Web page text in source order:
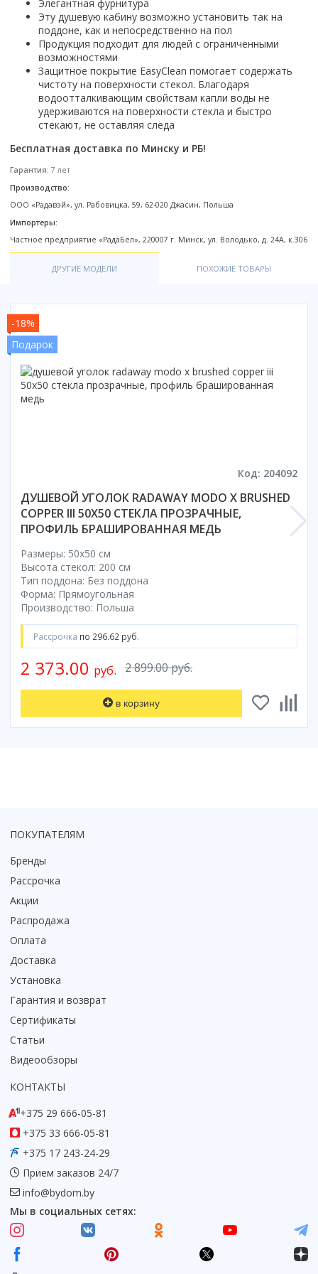
Комплектующие для ванн
Каркас
Ножки
Экраны под ванну
Гидромассажные системы
Wirpool
Китай
Недорогие
Дорогие
Уцененные
Недорогие по акции
Смотреть все
Топ брендов
Domani-spa
River
Welt-wasser
Esbano
Смотреть все
Форма
Угловая
Прямоугольные
Способ открывания
С раздвижной дверью
С распашной дверью
Низкие
200 см
До 200 см
Смотреть все
Комплектующие
Сифоны
Ролики
Скребки
Смотреть все
Форма
Прямоугольные
Закругленная
Комплектующие для унитазов
Гофры
Канализационный выпуск
Сиденья
Смотреть все
С отверстием под смеситель
С пьедесталом
С полупьедесталом
Исполнение
Для дачи
Для ванной
Умывальник-столешница
Уличный
Смотреть все
Пьедесталы
Полупьедесталы
Италия
Россия
Смотреть все
Размер
40 см
50 см
60 см
65 см
Смотреть все
Страна производитель
Германия
Польша
Сербия
Чехия
Смотреть все
Страна производитель
Германия
Испания
Италия
Польша
Смотреть все
Чистящие средства
Grass
Karcher
O2 минерал
Vega
Страна производитель
Великобритания
Германия
Италия
Китай
Смотреть все
Пылесосы
Электровеники, электрошвабры
Стеклоочистители
Мойки высокого давления
Пароочистители
Подметальные машины
Насосы
Аккумуляторные воздуходувки
Этажерки, стеллажи, полки
Элегантная фурнитура
Эту душевую кабину возможно установить так на
поддоне, как и непосредственно на пол
Продукция подходит для людей с ограниченными
возможностями
Защитное покрытие EasyClean помогает содержать
чистоту на поверхности стекол. Благодаря
водоотталкивающим свойствам капли воды не
удерживаются на поверхности стекла и быстро
стекают, не оставляя следа
Бесплатная доставка по Минску и РБ!
Гарантия: 7 лет
Производство:
ООО «Радавэй», ул. Рабовицка, 59, 62-020 Джасин, Польша
Импортеры:
Частное предприятие «РадаБел», 220007 г. Минск, ул. Володько, д. 24А, к.306
ДРУГИЕ МОДЕЛИ ПОХОЖИЕ ТОВАРЫ
-18%
Подарок
Код: 204092
ДУШЕВОЙ УГОЛОК RADAWAY MODO X BRUSHED
COPPER III 50X50 СТЕКЛА ПРОЗРАЧНЫЕ,
ПРОФИЛЬ БРАШИРОВАННАЯ МЕДЬ
Размеры: 50x50 cм
Высота стекол: 200 см
Тип поддона: Без поддона
Форма: Прямоугольная
Производство: Польша
Рассрочка по 296.62 руб.
2 899.00 руб.
2 373.00 руб.
в корзину
ПОКУПАТЕЛЯМ
Бренды
Рассрочка
Акции
Распродажа
Оплата
Доставка
Установка
Гарантия и возврат
Сертификаты
Статьи
Видеообзоры
КОНТАКТЫ
+375 29 666-05-81
+375 33 666-05-81
+375 17 243-24-29
Прием заказов 24/7
info@bydom.by
Мы в социальных сетях: